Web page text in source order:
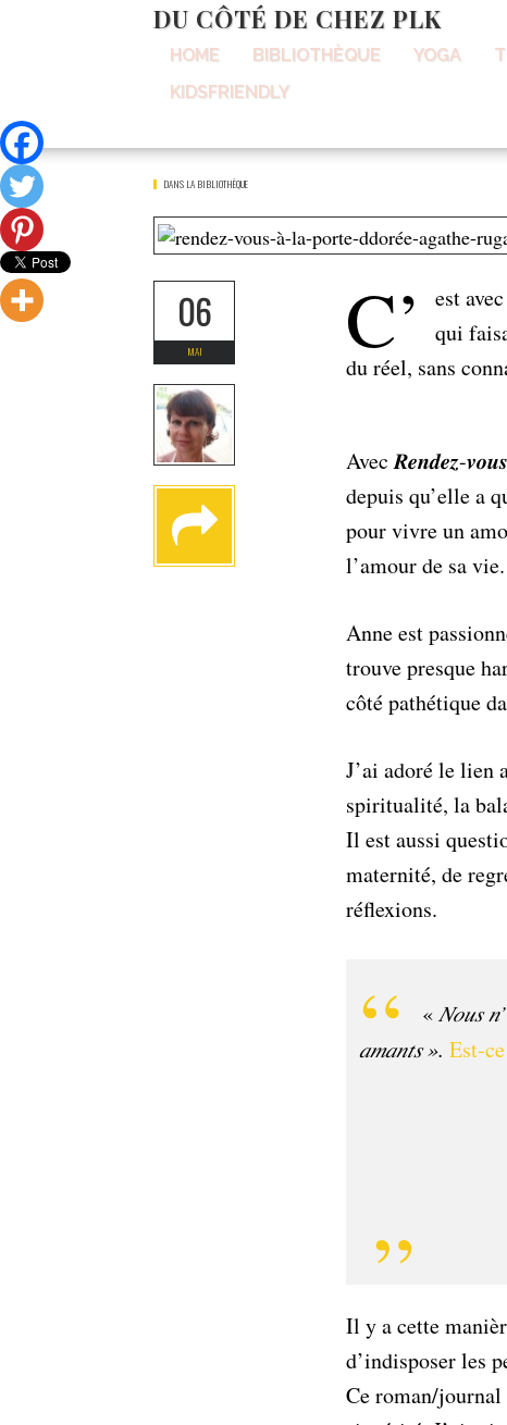
DU CÔTÉ DE CHEZ PLK
HOME BIBLIOTHÈQUE YOGA
KIDSFRIENDLY
Home Dans La Bibliothèque Rendez-Vous À La Porte Dorée De Agathe Ruga
Rendez-vous à
DANS LA BIBLIOTHÈQUE
06
MAI C’
est
qui
du réel, sans
Avec 𝑹𝒆𝒏𝒅𝒆𝒛-
depuis qu’elle a
pour vivre un
l’amour de sa
Anne est
trouve presque
côté pathétique
J’ai adoré le lien
spiritualité, la
Il est aussi
maternité, de
réflexions.
«𝑁𝑜𝑢𝑠
𝑎𝑚𝑎𝑛𝑡𝑠 ». Est-
Il y a cette
d’indisposer les
Ce roman/